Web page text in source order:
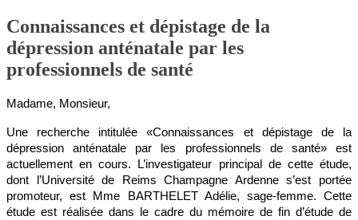
Connaissances et dépistage de la
dépression anténatale par les
professionnels de santé
Madame, Monsieur,
Une recherche intitulée «Connaissances et dépistage de la
dépression anténatale par les professionnels de santé» est
actuellement en cours. L’investigateur principal de cette étude,
dont l’Université de Reims Champagne Ardenne s’est portée
promoteur, est Mme BARTHELET Adélie, sage-femme. Cette
étude est réalisée dans le cadre du mémoire de fin d’étude de